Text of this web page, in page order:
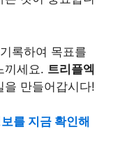
록하여 목표를
끼세요. 트리플엑
을 만들어갑시다!
를 지금 확인해